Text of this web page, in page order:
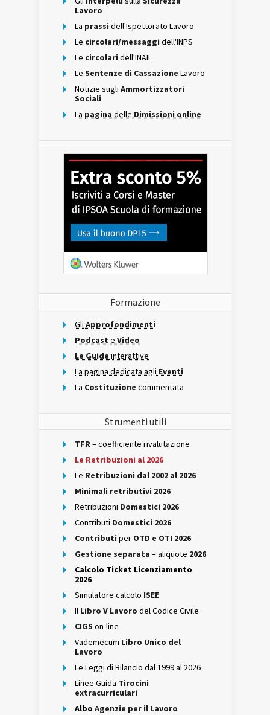
Lavoro
La prassi dell'Ispettorato Lavoro
Le circolari/messaggi dell'INPS
Le circolari dell'INAIL
Le Sentenze di Cassazione Lavoro
Notizie sugli Ammortizzatori
Sociali
La pagina delle Dimissioni online
Formazione
Gli Approfondimenti
Podcast e Video
Le Guide interattive
La pagina dedicata agli Eventi
La Costituzione commentata
Strumenti utili
TFR– coefficiente rivalutazione
Le Retribuzioni al 2026
Le Retribuzioni dal 2002 al 2026
Minimali retributivi 2026
Retribuzioni Domestici 2026
Contributi Domestici 2026
Contributi per OTD e OTI 2026
Gestione separata – aliquote 2026
Calcolo Ticket Licenziamento
2026
Simulatore calcolo ISEE
Il Libro V Lavoro del Codice Civile
CIGS on-line
Vademecum Libro Unico del
Lavoro
Le Leggi di Bilancio dal 1999 al 2026
Linee Guida Tirocini
extracurriculari
Albo Agenzie per il Lavoro